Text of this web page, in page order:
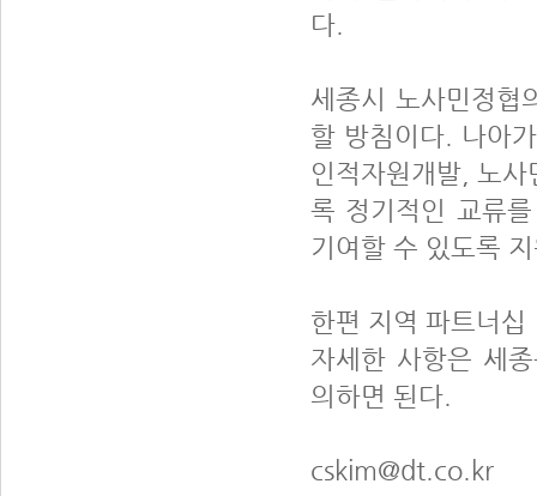
다.
세종시 노사민정협
할 방침이다. 나아
인적자원개발, 노
록 정기적인 교류
기여할 수 있도록
한편 지역 파트너
자세한 사항은 세
의하면 된다.
cskim@dt.co.kr